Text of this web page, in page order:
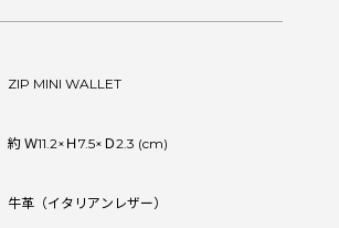
ZIP MINI WALLET
約 Ｗ11.2×Ｈ7.5×Ｄ2.3 (cm)
牛革（イタリアンレザー）